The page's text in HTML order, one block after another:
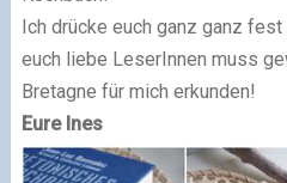
Ich drücke euch ganz ganz
euch liebe LeserInnen muss
Bretagne für mich erkunden!
Eure Ines